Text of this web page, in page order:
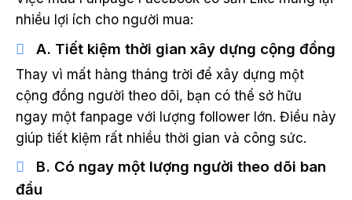
nhiều lợi ích cho người mua:
A. Tiết kiệm thời gian xây dựng cộng đồng
Thay vì mất hàng tháng trời để xây dựng một
cộng đồng người theo dõi, bạn có thể sở hữu
ngay một fanpage với lượng follower lớn. Điều này
giúp tiết kiệm rất nhiều thời gian và công sức.
B. Có ngay một lượng người theo dõi ban
đầu